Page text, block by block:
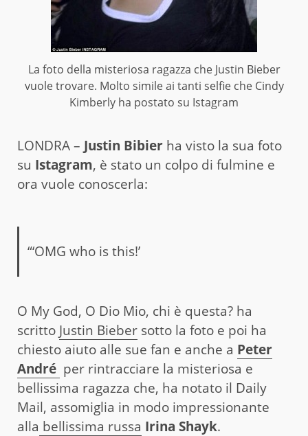
La foto della misteriosa ragazza che Justin Bieber
vuole trovare. Molto simile ai tanti selfie che Cindy
Kimberly ha postato su Istagram
LONDRA – Justin Bibier ha visto la sua foto
su Istagram, è stato un colpo di fulmine e
ora vuole conoscerla:
“‘OMG who is this!’
O My God, O Dio Mio, chi è questa? ha
scritto Justin Bieber sotto la foto e poi ha
chiesto aiuto alle sue fan e anche a Peter
André per rintracciare la misteriosa e
bellissima ragazza che, ha notato il Daily
Mail, assomiglia in modo impressionante
alla bellissima russa Irina Shayk.